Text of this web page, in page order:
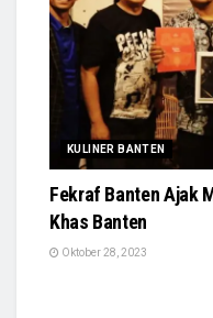
KULINER BANTEN
Fekraf Banten Ajak
Khas Banten
Oktober 28, 2023